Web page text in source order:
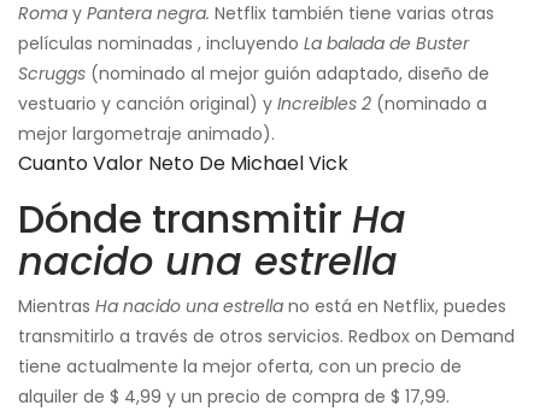
Roma y Pantera negra. Netflix también tiene varias otras
películas nominadas , incluyendo La balada de Buster
Scruggs (nominado al mejor guión adaptado, diseño de
vestuario y canción original) y Increibles 2 (nominado a
mejor largometraje animado).
Cuanto Valor Neto De Michael Vick
Dónde transmitir Ha
nacido una estrella
Mientras Ha nacido una estrella no está en Netflix, puedes
transmitirlo a través de otros servicios. Redbox on Demand
tiene actualmente la mejor oferta, con un precio de
alquiler de $ 4,99 y un precio de compra de $ 17,99.